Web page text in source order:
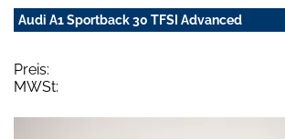
Audi A1 Sportback 30 TFSI Advanced
Preis:
MWSt: